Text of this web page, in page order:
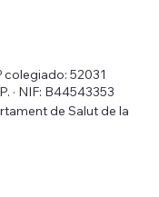
colegiado: 52031
· NIF: B44543353
de Salut de la